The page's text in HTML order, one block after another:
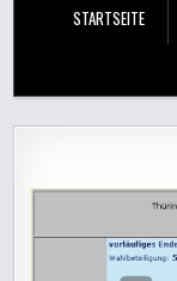
STARTSEITE